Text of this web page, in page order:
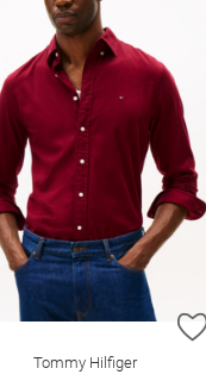
Tommy Hilfiger